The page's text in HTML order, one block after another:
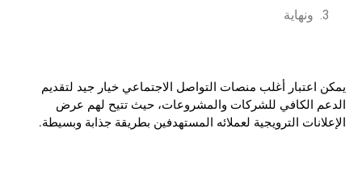
ونهاية
يمكن اعتبار أغلب منصات التواصل الاجتماعي خيار جيد لتقديم
الدعم الكافي للشركات والمشروعات، حيث تتيح لهم عرض
الإعلانات الترويجية لعملائه المستهدفين بطريقة جذابة وبسيطة.